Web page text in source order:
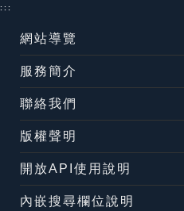
:::
網站導覽
服務簡介
聯絡我們
版權聲明
開放API使用說明
內嵌搜尋欄位說明